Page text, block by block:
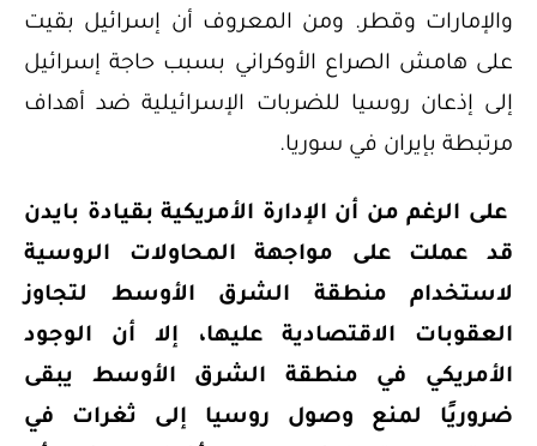
والإمارات وقطر. ومن المعروف أن إسرائيل بقيت
على هامش الصراع الأوكراني بسبب حاجة إسرائيل
إلى إذعان روسيا للضربات الإسرائيلية ضد أهداف
مرتبطة بإيران في سوريا.
على الرغم من أن الإدارة الأمريكية بقيادة بايدن
قد عملت على مواجهة المحاولات الروسية
لاستخدام منطقة الشرق الأوسط لتجاوز
العقوبات الاقتصادية عليها، إلا أن الوجود
الأمريكي في منطقة الشرق الأوسط يبقى
ضروريًا لمنع وصول روسيا إلى ثغرات في